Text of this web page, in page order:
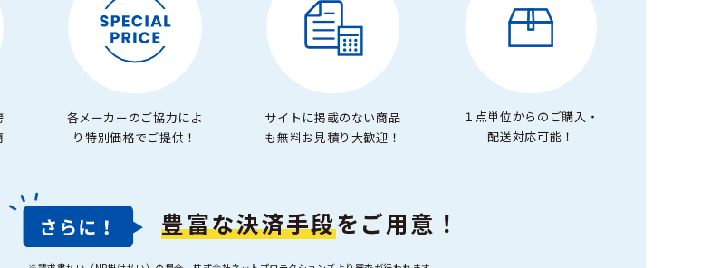
各メーカーのご協力によ
り特別価格でご提供！
サイトに掲載のない商品
も無料お見積り大歓迎！
１点単位からのご購入・
配送対応可能！
豊富な決済手段をご用意！